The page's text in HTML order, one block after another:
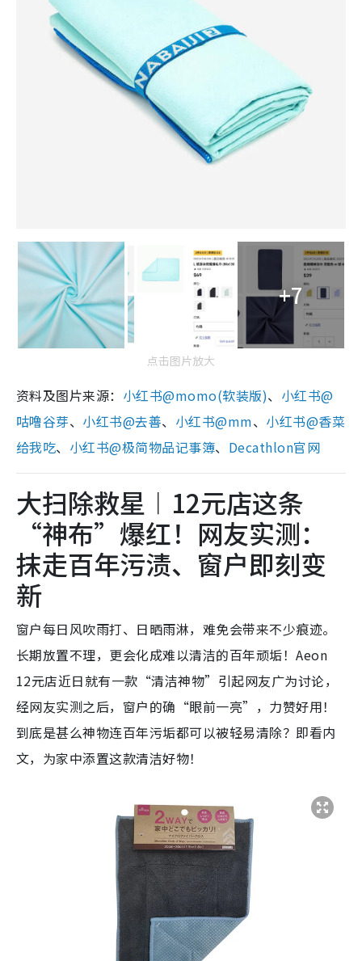
+7
点击图片放大
资料及图片来源： 小红书@momo(软装版)、 小红书@
咕噜谷芽、 小红书@去善、 小红书@mm、 小红书@香菜
给我吃、 小红书@极简物品记事簿、 Decathlon官网
大扫除救星︱12元店这条
“神布”爆红！网友实测：
抹走百年污渍、窗户即刻变
新
窗户每日风吹雨打、日晒雨淋，难免会带来不少痕迹。
长期放置不理，更会化成难以清洁的百年顽垢！Aeon
12元店近日就有一款“清洁神物”引起网友广为讨论，
经网友实测之后，窗户的确“眼前一亮”，力赞好用！
到底是甚么神物连百年污垢都可以被轻易清除？即看内
文，为家中添置这款清洁好物！